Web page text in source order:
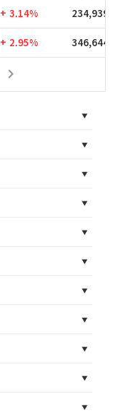
+ 3.14% 234,939
+ 2.95% 346,644